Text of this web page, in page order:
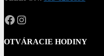
OPAL.drahokamy
opal.drahokamy
OTVÁRACIE HODINY